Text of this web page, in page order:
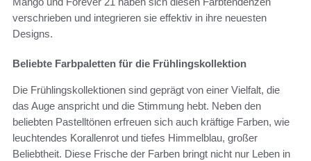
verschrieben und integrieren sie effektiv in ihre neuesten
Designs.
Beliebte Farbpaletten für die Frühlingskollektion
Die Frühlingskollektionen sind geprägt von einer Vielfalt, die
das Auge anspricht und die Stimmung hebt. Neben den
beliebten Pastelltönen erfreuen sich auch kräftige Farben, wie
leuchtendes Korallenrot und tiefes Himmelblau, großer
Beliebtheit. Diese Frische der Farben bringt nicht nur Leben in